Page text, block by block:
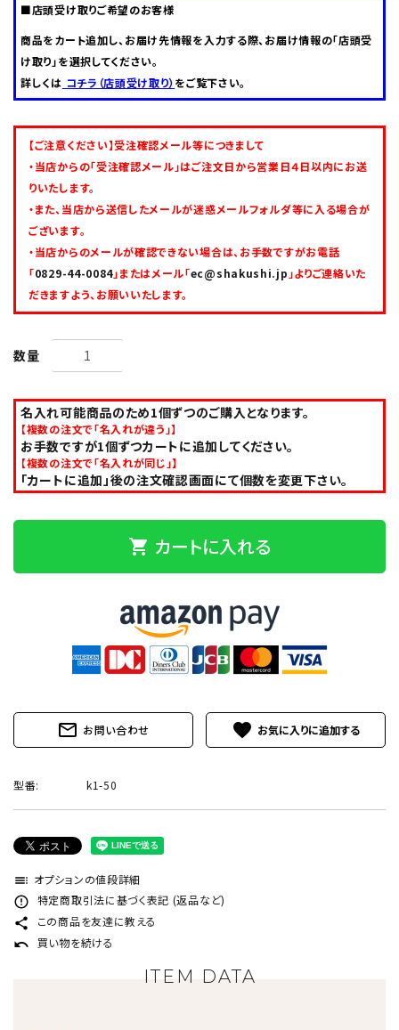
call 0829-44-0084
schedule 営業時間 - 10:00～16:30（定休日 - 水曜日）
■店頭受け取りご希望のお客様
商品をカート追加し、お届け先情報を入力する際、お届け情報の「店頭受
け取り」を選択してください。
詳しくは コチラ（店頭受け取り） をご覧下さい。
【ご注意ください】受注確認メール等につきまして
・当店からの「受注確認メール」はご注文日から営業日４日以内にお送
りいたします。
・また、当店から送信したメールが迷惑メールフォルダ等に入る場合が
ございます。
・当店からのメールが確認できない場合は、お手数ですがお電話
「0829-44-0084」またはメール「ec@shakushi.jp 」よりご連絡いた
だきますよう、お願いいたします。
数量
名入れ可能商品のため1個ずつのご購入となります。
【複数の注文で「名入れが違う」】
お手数ですが1個ずつカートに追加してください。
【複数の注文で「名入れが同じ」】
「カートに追加」後の注文確認画面にて個数を変更下さい。
shopping_cart カートに入れる
mail_outline お問い合わせ favorite
型番: k1-50
toc オプションの値段詳細
error_outline 特定商取引法に基づく表記 (返品など)
share この商品を友達に教える
undo 買い物を続ける
ITEM DATA